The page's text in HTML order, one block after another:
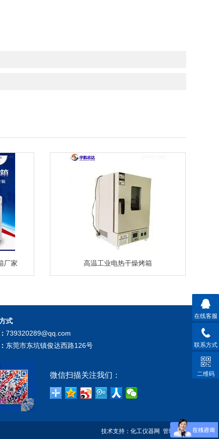
厂家 高温工业电热干燥烤箱
式
739320289@qq.com
东莞市东坑镇俊达西路126号
微信扫描关注我们：
技术支持： 化工仪器网 管理登陆
在线客服
联系方式
二维码